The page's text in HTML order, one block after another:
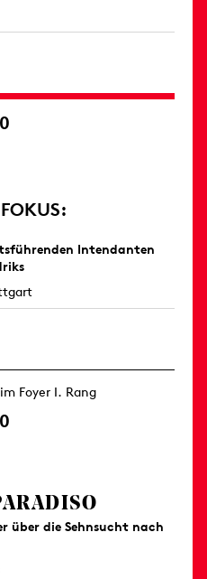
Intendanten
Foyer I. Rang
über die Sehnsucht nach